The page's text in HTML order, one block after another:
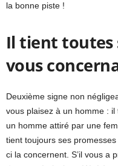
la bonne piste !
Il tient toutes
vous
Deuxième signe non
vous plaisez à un homme :
un homme attiré par une
tient toujours ses
ci la concernent. S’il vous a